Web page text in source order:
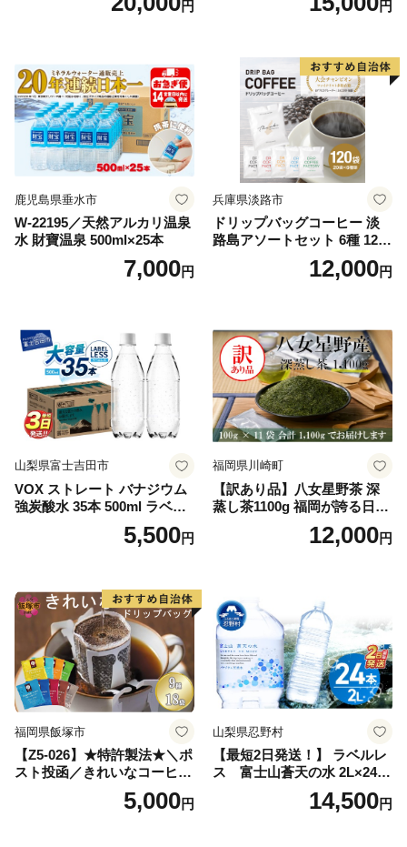
円 円
鹿児島県垂水市
W-22195／天然アルカリ温泉
水 財寶温泉 500ml×25本
7,000円
兵庫県淡路市
ドリップバッグコーヒー 淡
路島アソートセット 6種 120
袋 飲み比べ コーヒー
12,000円
山梨県富士吉田市
VOX ストレート バナジウム
強炭酸水 35本 500ml ラベル
レス【富士吉田市限定カート
5,500円
福岡県川崎町
【訳あり品】八女星野茶 深
蒸し茶1100g 福岡が誇る日本
茶_ 訳アリ 常温 お茶 茶袋 常
備品 おちゃ ocha 茶葉 緑茶
小分け お土産 お取り寄せ グ
ルメ 福岡 九州 福岡県 国産
日本 ふかむし茶 ふかむし 家
庭用 自宅用 ちゃ りょくちゃ
ふかむしちゃ 急須 甘み 川崎
町 送料無料
12,000円
福岡県飯塚市
【Z5-026】★特許製法★＼ポ
スト投函／きれいなコーヒー
ドリップバッグ9種セット(18
袋)ゆうパケットでお届け！
5,000円
山梨県忍野村
【最短2日発送！】 ラベルレ
ス 富士山蒼天の水 2L×24本
（4ケース）※離島不可 天然
水 ミネラルウォーター 水 ペ
14,500円